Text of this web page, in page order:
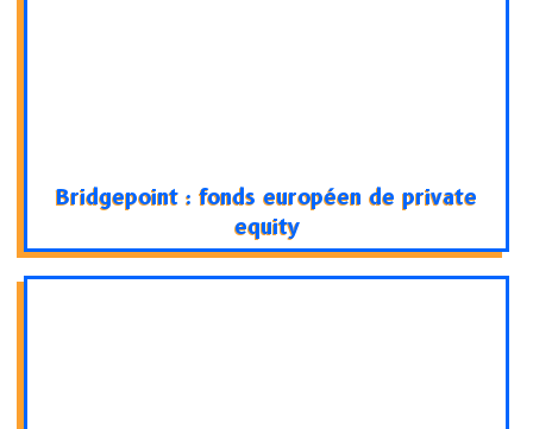
Bridgepoint : fonds européen de private
equity